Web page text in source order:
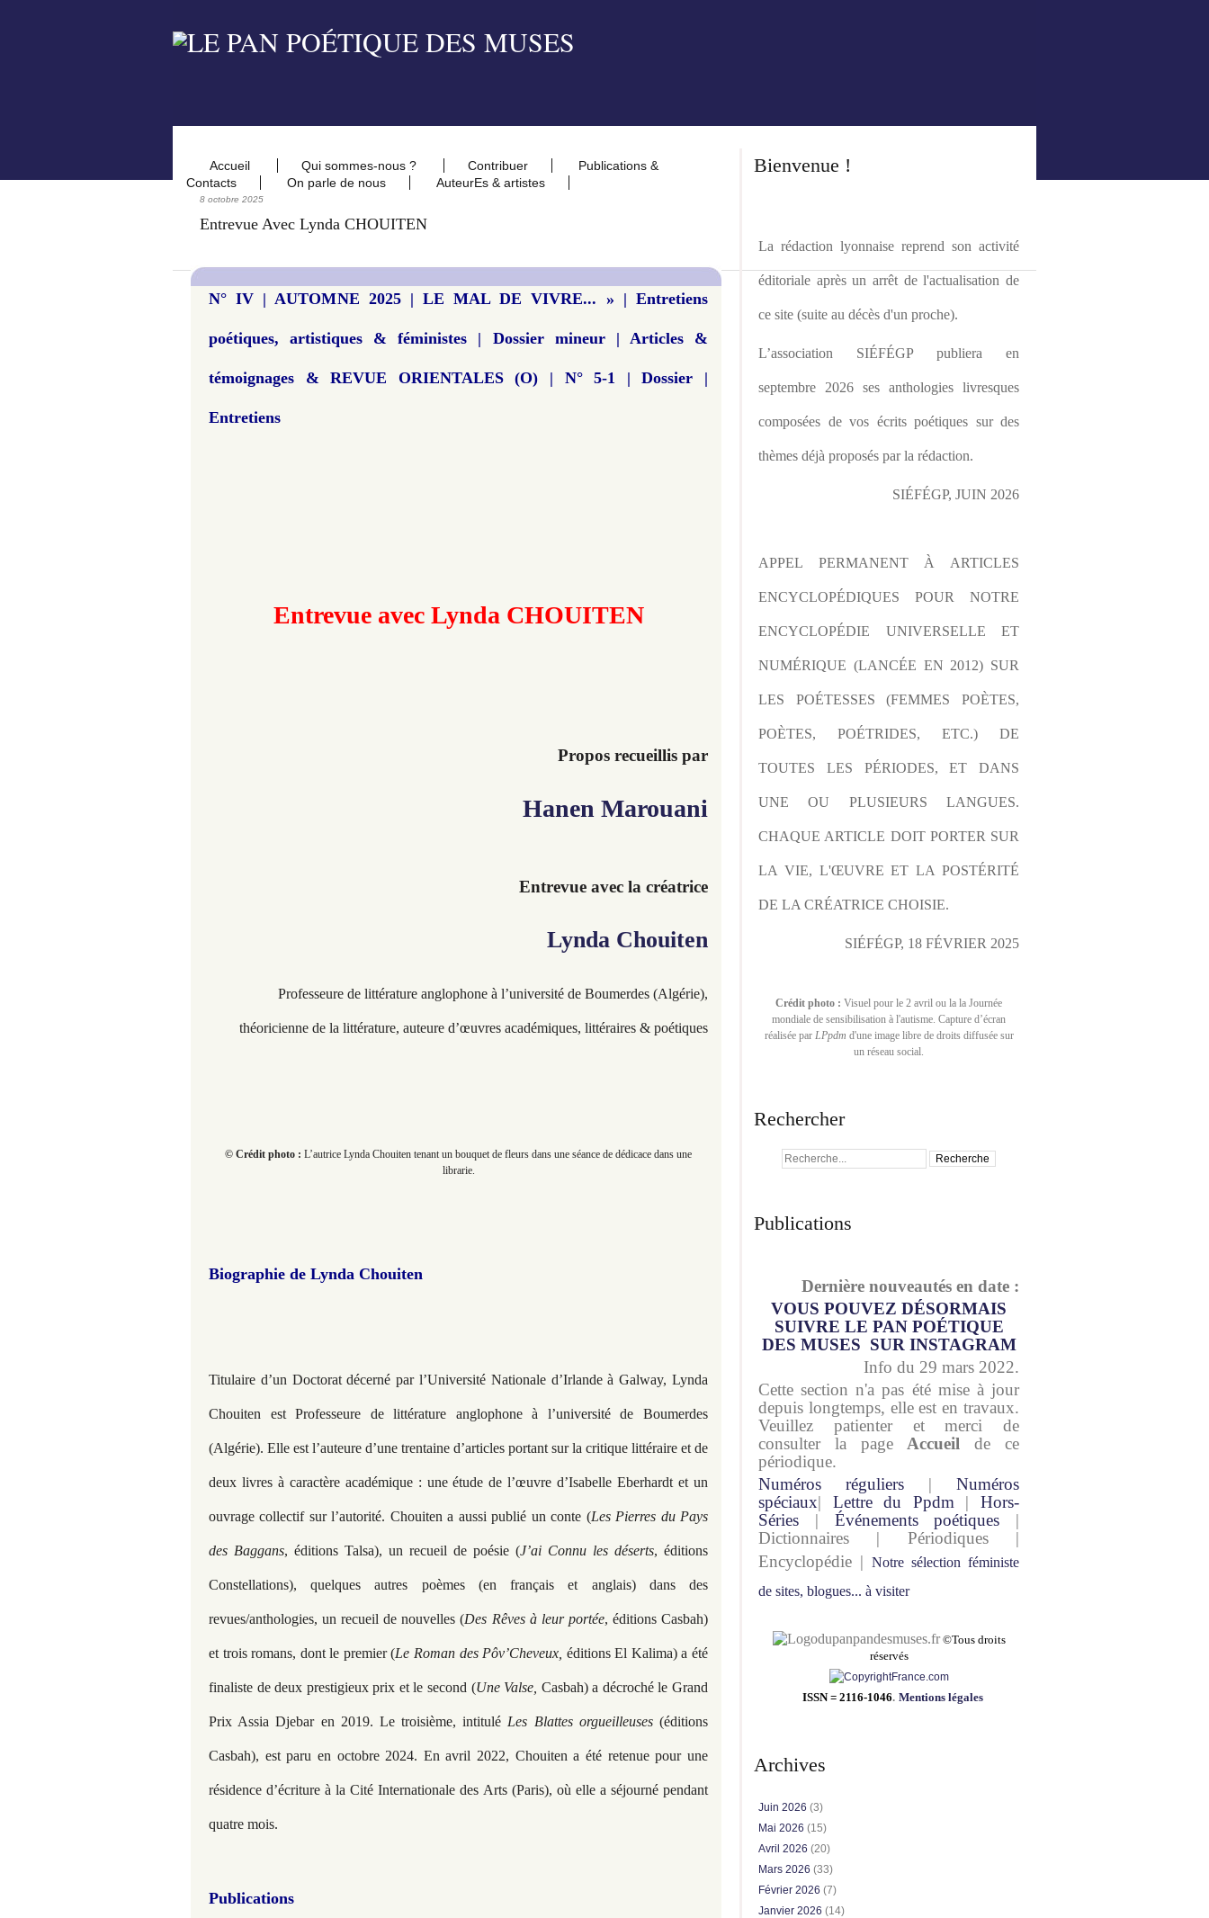
Accueil Qui sommes-nous ? Contribuer
Publications &
Contacts
On parle de nous AuteurEs & artistes
8 octobre 2025
Entrevue Avec Lynda CHOUITEN
N° IV | AUTOMNE 2025 | LE MAL DE VIVRE... » | Entretiens
poétiques, artistiques & féministes | Dossier mineur | Articles &
témoignages & REVUE ORIENTALES (O) | N° 5-1 | Dossier |
Entretiens
Entrevue avec Lynda CHOUITEN
Propos recueillis par
Hanen Marouani​​​​​​
Entrevue avec la créatrice
Lynda Chouiten
Professeure de littérature anglophone à l’université de Boumerdes (Algérie),
théoricienne de la littérature, auteure d’œuvres académiques, littéraires & poétiques
© Crédit photo : L’autrice Lynda Chouiten tenant un bouquet de fleurs dans une séance de dédicace dans une
librarie.
Biographie de Lynda Chouiten
Titulaire d’un Doctorat décerné par l’Université Nationale d’Irlande à Galway, Lynda
Chouiten est Professeure de littérature anglophone à l’université de Boumerdes
(Algérie). Elle est l’auteure d’une trentaine d’articles portant sur la critique littéraire et de
deux livres à caractère académique : une étude de l’œuvre d’Isabelle Eberhardt et un
ouvrage collectif sur l’autorité. Chouiten a aussi publié un conte (Les Pierres du Pays
des Baggans, éditions Talsa), un recueil de poésie (J’ai Connu les déserts, éditions
Constellations), quelques autres poèmes (en français et anglais) dans des
revues/anthologies, un recueil de nouvelles (Des Rêves à leur portée, éditions Casbah)
et trois romans, dont le premier (Le Roman des Pôv’Cheveux, éditions El Kalima) a été
finaliste de deux prestigieux prix et le second (Une Valse, Casbah) a décroché le Grand
Prix Assia Djebar en 2019. Le troisième, intitulé Les Blattes orgueilleuses(éditions
Casbah), est paru en octobre 2024. En avril 2022, Chouiten a été retenue pour une
résidence d’écriture à la Cité Internationale des Arts (Paris), où elle a séjourné pendant
quatre mois.
Publications
Bienvenue !
La rédaction lyonnaise reprend son activité
éditoriale après un arrêt de l'actualisation de
ce site (suite au décès d'un proche).
L’association SIÉFÉGP publiera en
septembre 2026 ses anthologies livresques
composées de vos écrits poétiques sur des
thèmes déjà proposés par la rédaction.
SIÉFÉGP, JUIN 2026
APPEL PERMANENT À ARTICLES
ENCYCLOPÉDIQUES POUR NOTRE
ENCYCLOPÉDIE UNIVERSELLE ET
NUMÉRIQUE (LANCÉE EN 2012) SUR
LES POÉTESSES (FEMMES POÈTES,
POÈTES, POÉTRIDES, ETC.) DE
TOUTES LES PÉRIODES, ET DANS
UNE OU PLUSIEURS LANGUES.
CHAQUE ARTICLE DOIT PORTER SUR
LA VIE, L'ŒUVRE ET LA POSTÉRITÉ
DE LA CRÉATRICE CHOISIE.
SIÉFÉGP, 18 FÉVRIER 2025
Crédit photo : Visuel pour le 2 avril ou la la Journée
mondiale de sensibilisation à l'autisme. Capture d’écran
réalisée par LPpdm d'une image libre de droits diffusée sur
un réseau social.
Rechercher
Publications
Dernière nouveautés en date :
VOUS POUVEZ DÉSORMAIS
SUIVRE LE PAN POÉTIQUE
DES MUSES SUR INSTAGRAM
Info du 29 mars 2022.
Cette section n'a pas été mise à jour
depuis longtemps, elle est en travaux.
Veuillez patienter et merci de
consulter la page Accueil de ce
périodique.
Numéros réguliers | Numéros
spéciaux| Lettre du Ppdm |Hors-
Séries | Événements poétiques |
Dictionnaires | Périodiques |
Encyclopédie | Notre sélection féministe
de sites, blogues... à visiter
pandesmuses.fr ©Tous droits
réservés
ISSN = 2116-1046. Mentions légales
Archives
Juin 2026 (3)
Mai 2026 (15)
Avril 2026 (20)
Mars 2026 (33)
Février 2026 (7)
Janvier 2026 (14)